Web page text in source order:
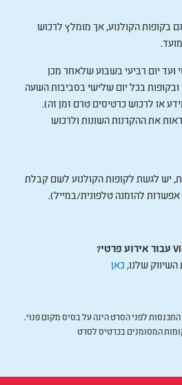
בקופות הקולנוע, אך מומלץ לרכוש
ועד יום רביעי בשבוע שלאחר מכן
בכל יום שלישי בסביבות השעה
או לרכוש כרטיסים טרם זמן זה).
את ההקרנות השונות ולרכוש
יש לגשת לקופות הקולנוע לשם קבלת
להזמנה טלפונית/במייל).
השיווק שלנו, כאן